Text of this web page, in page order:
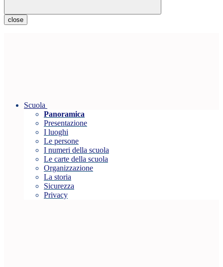
close
Scuola
Panoramica
Presentazione
I luoghi
Le persone
I numeri della scuola
Le carte della scuola
Organizzazione
La storia
Sicurezza
Privacy